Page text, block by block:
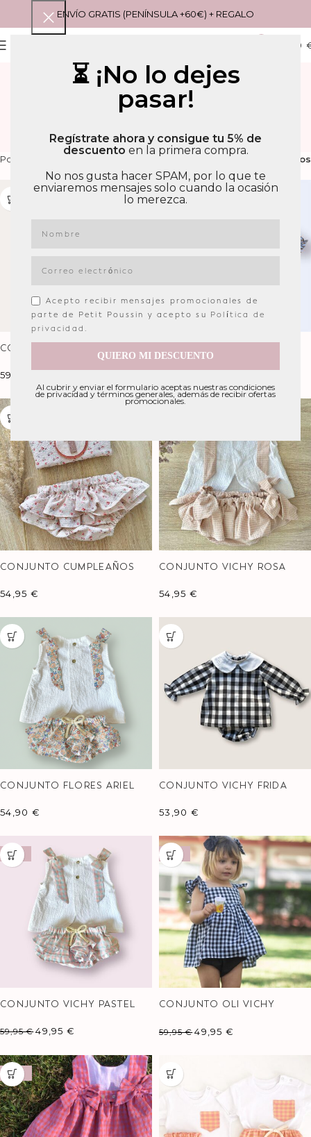
⏳ ¡No lo dejes
pasar!
Regístrate ahora y consigue tu 5% de
descuento en la primera compra.
No nos gusta hacer SPAM, por lo que te
enviaremos mensajes solo cuando la ocasión
lo merezca.
Acepto recibir mensajes promocionales de
parte de Petit Poussin y acepto su Política de
privacidad .
QUIERO MI DESCUENTO
Al cubrir y enviar el formulario aceptas nuestras condiciones
de privacidad y términos generales, además de recibir ofertas
promocionales.
ENVÍO GRATIS (PENÍNSULA +60€) + REGALO
0,00
RESULTADOS DE
BÚSQUEDA: “VICHY” –
PÁGINA 2
Portada Página 2 Filtros
CONJUNTO
PERSONALIZADO VICHY
59,90
CARAMELO
CONJUNTO CUMPLEAÑOS
54,95 €
CONJUNTO VICHY ROSA
54,95 €
CONJUNTO FLORES ARIEL
54,90 €
CONJUNTO VICHY FRIDA
53,90 €
-17%
CONJUNTO VICHY PASTEL
59,95€ 49,95€
-17%
CONJUNTO OLI VICHY
59,95€ 49,95€
-10%